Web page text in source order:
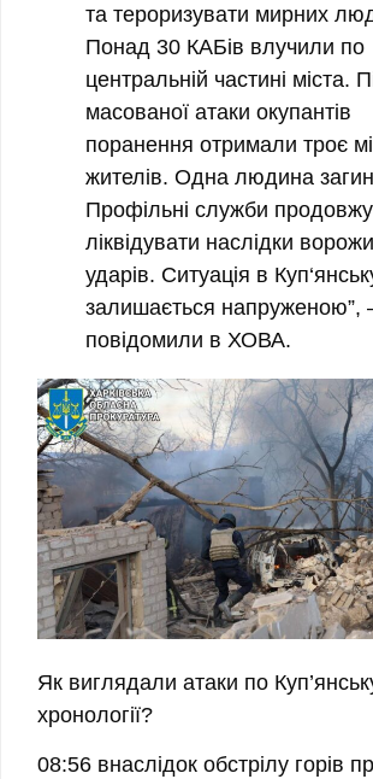
та тероризувати мирних
Понад 30 КАБів влучили по
центральній частині міста.
масованої атаки окупантів
поранення отримали троє
жителів. Одна людина
Профільні служби
ліквідувати наслідки
ударів. Ситуація в
залишається напруженою”,
повідомили в ХОВА.
Як виглядали атаки по
хронології?
08:56 внаслідок обстрілу горів